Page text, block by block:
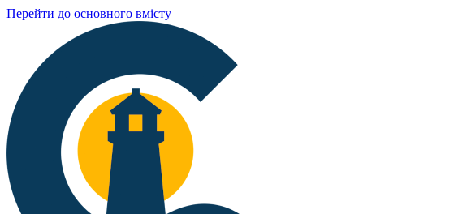
Перейти до основного вмісту